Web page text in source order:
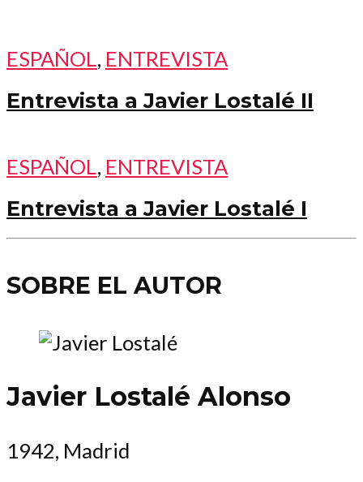
ESPAÑOL , ENTREVISTA
Entrevista a Javier Lostalé II
ESPAÑOL , ENTREVISTA
Entrevista a Javier Lostalé I
SOBRE EL AUTOR
Javier Lostalé Alonso
1942, Madrid